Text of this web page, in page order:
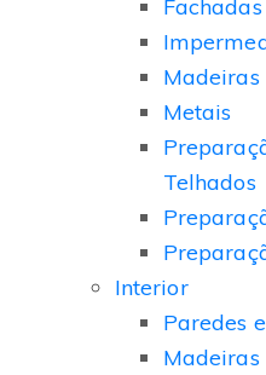
Madeiras
Metais
Telhados
Interior
Paredes
Madeiras